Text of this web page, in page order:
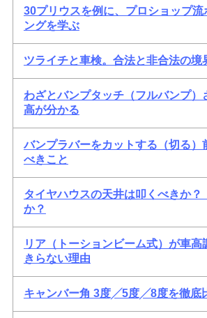
30プリウスを例に、プロショップ
ングを学ぶ
ツライチと車検。合法と非合法の境
わざとバンプタッチ（フルバンプ）
高が分かる
バンプラバーをカットする（切る）
べきこと
タイヤハウスの天井は叩くべきか
か？
リア（トーションビーム式）が車高
きらない理由
キャンバー角 3度╱5度╱8度を徹底